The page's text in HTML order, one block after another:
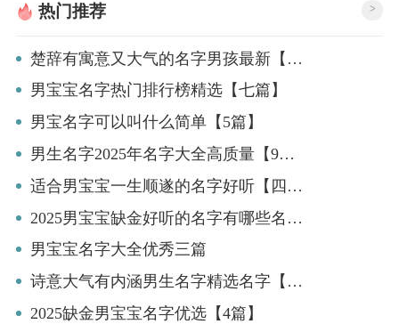
热门推荐 >
楚辞有寓意又大气的名字男孩最新【8篇】
男宝宝名字热门排行榜精选【七篇】
男宝名字可以叫什么简单【5篇】
男生名字2025年名字大全高质量【9篇】
适合男宝宝一生顺遂的名字好听【四篇】
2025男宝宝缺金好听的名字有哪些名字精选【五篇】
男宝宝名字大全优秀三篇
诗意大气有内涵男生名字精选名字【6篇】
2025缺金男宝宝名字优选【4篇】